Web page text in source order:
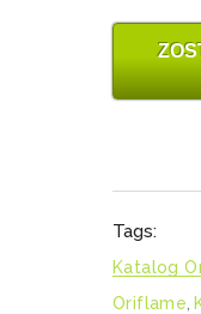
Tags:
Katalog
Oriflame